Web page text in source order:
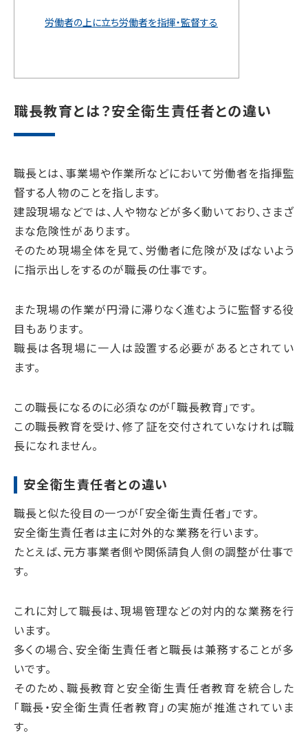
労働者の上に立ち労働者を指揮・監督する
職長教育とは？安全衛生責任者との違い
職長とは、事業場や作業所などにおいて労働者を指揮監
督する人物のことを指します。
建設現場などでは、人や物などが多く動いており、さまざ
まな危険性があります。
そのため現場全体を見て、労働者に危険が及ばないよう
に指示出しをするのが職長の仕事です。
また現場の作業が円滑に滞りなく進むように監督する役
目もあります。
職長は各現場に一人は設置する必要があるとされてい
ます。
この職長になるのに必須なのが「職長教育」です。
この職長教育を受け、修了証を交付されていなければ職
長になれません。
安全衛生責任者との違い
職長と似た役目の一つが「安全衛生責任者」です。
安全衛生責任者は主に対外的な業務を行います。
たとえば、元方事業者側や関係請負人側の調整が仕事で
す。
これに対して職長は、現場管理などの対内的な業務を行
います。
多くの場合、安全衛生責任者と職長は兼務することが多
いです。
そのため、職長教育と安全衛生責任者教育を統合した
「職長・安全衛生責任者教育」の実施が推進されていま
す。